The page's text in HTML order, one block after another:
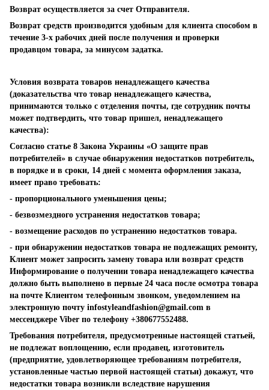
Возврат осуществляется за счет Отправителя.
Возврат средств производится удобным для клиента способом в
течение 3-х рабочих дней после получения и проверки
продавцом товара, за минусом задатка.
Условия возврата товаров ненадлежащего качества
(доказательства что товар ненадлежащего качества,
принимаются только с отделения почты, где сотрудник почты
может подтвердить, что товар пришел, ненадлежащего
качества):
Согласно статье 8 Закона Украины «О защите прав
потребителей» в случае обнаружения недостатков потребитель,
в порядке и в сроки, 14 дней с момента оформления заказа,
имеет право требовать:
- пропорционального уменьшения цены;
- безвозмездного устранения недостатков товара;
- возмещение расходов по устранению недостатков товара.
- при обнаружении недостатков товара не подлежащих ремонту,
Клиент может запросить замену товара или возврат средств
Информирование о получении товара ненадлежащего качества
должно быть выполнено в первые 24 часа после осмотра товара
на почте Клиентом телефонным звонком, уведомлением на
электронную почту infostyleandfashion@gmail.com в
мессенджере Viber по телефону +380677552488.
Требования потребителя, предусмотренные настоящей статьей,
не подлежат воплощению, если продавец, изготовитель
(предприятие, удовлетворяющее требованиям потребителя,
установленные частью первой настоящей статьи) докажут, что
недостатки товара возникли вследствие нарушения